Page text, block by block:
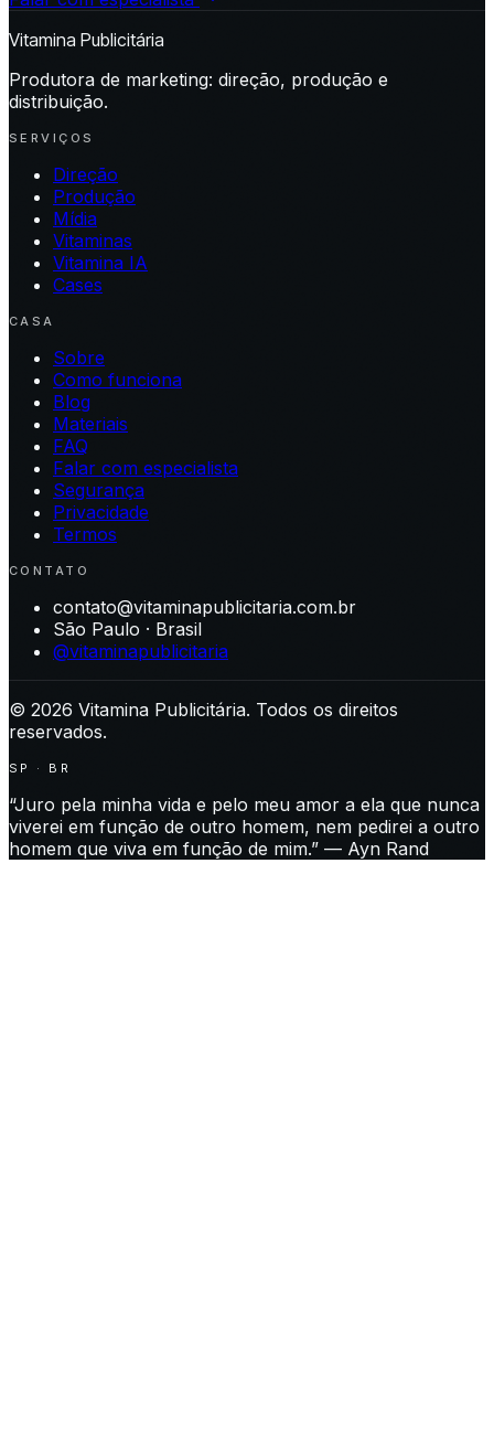
Vitamina Publicitária
Produtora de marketing: direção, produção e
distribuição.
SERVIÇOS
Direção
Produção
Mídia
Vitaminas
Vitamina IA
Cases
CASA
Sobre
Como funciona
Blog
Materiais
FAQ
Falar com especialista
Segurança
Privacidade
Termos
CONTATO
contato@vitaminapublicitaria.com.br
São Paulo · Brasil
@vitaminapublicitaria
© 2026 Vitamina Publicitária. Todos os direitos
reservados.
SP · BR
“Juro pela minha vida e pelo meu amor a ela que nunca
viverei em função de outro homem, nem pedirei a outro
homem que viva em função de mim.” — Ayn Rand